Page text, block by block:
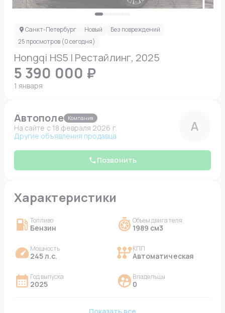
Hongqi HS5 I Рестайлинг, 2025
5 390 000 ₽
1 января
Санкт-Петербург Новый
Без повреждений
25 просмотров (0 сегодня)
Автополе Компания
На сайте c 18 февраля 2026 г.
Другие объявления продавца
А
Позвонить
Характеристики
Топливо
Бензин
Объем двигателя
1989 см3
Мощность
245 л.с.
КПП
Автоматическая
Год выпуска
2025
Владельцы
0